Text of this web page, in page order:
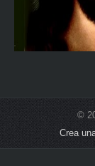
©
Crea